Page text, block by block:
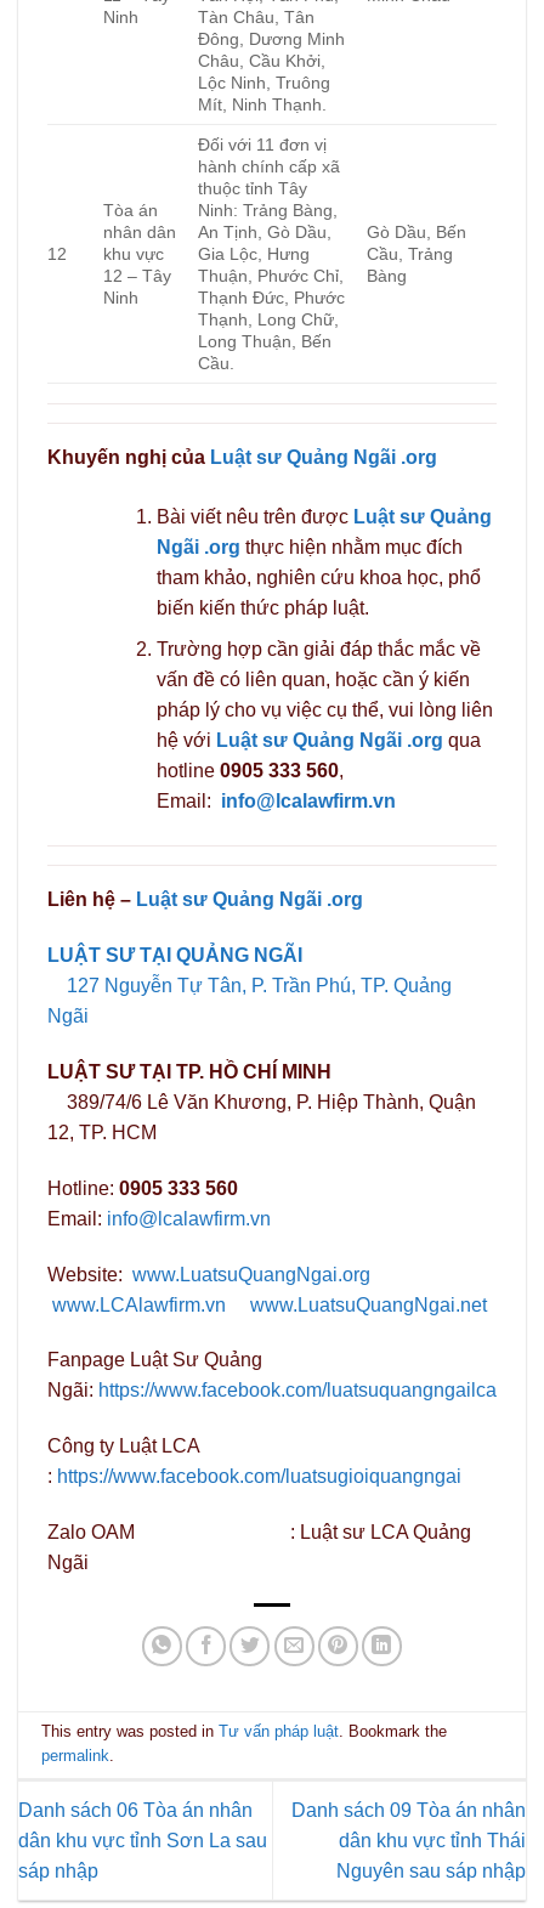
Ninh
Tàn Châu, Tân
Đông, Dương Minh
Châu, Cầu Khởi,
Lộc Ninh, Truông
Mít, Ninh Thạnh.
12
Tòa án
nhân dân
khu vực
12 – Tây
Ninh
Đối với 11 đơn vị
hành chính cấp xã
thuộc tỉnh Tây
Ninh: Trảng Bàng,
An Tịnh, Gò Dầu,
Gia Lộc, Hưng
Thuận, Phước Chỉ,
Thạnh Đức, Phước
Thạnh, Long Chữ,
Long Thuận, Bến
Cầu.
Gò Dầu, Bến
Cầu, Trảng
Bàng
Khuyến nghị của Luật sư Quảng Ngãi .org
Bài viết nêu trên được Luật sư Quảng
Ngãi .org thực hiện nhằm mục đích
tham khảo, nghiên cứu khoa học, phổ
biến kiến thức pháp luật.
Trường hợp cần giải đáp thắc mắc về
vấn đề có liên quan, hoặc cần ý kiến
pháp lý cho vụ việc cụ thể, vui lòng liên
hệ với Luật sư Quảng Ngãi .org qua
hotline 0905 333 560,
Email: info@lcalawfirm.vn
Liên hệ – Luật sư Quảng Ngãi .org
LUẬT SƯ TẠI QUẢNG NGÃI
127 Nguyễn Tự Tân, P. Trần Phú, TP. Quảng
Ngãi
LUẬT SƯ TẠI TP. HỒ CHÍ MINH
389/74/6 Lê Văn Khương, P. Hiệp Thành, Quận
12, TP. HCM
Hotline: 0905 333 560
Email: info@lcalawfirm.vn
Website: www.LuatsuQuangNgai.org
www.LCAlawfirm.vn
www.LuatsuQuangNgai.net
Fanpage Luật Sư Quảng
Ngãi: https://www.facebook.com/luatsuquangngailca
Công ty Luật LCA
: https://www.facebook.com/luatsugioiquangngai
Zalo OAM : Luật sư LCA Quảng
Ngãi
This entry was posted inTư vấn pháp luật. Bookmark the
permalink.
Danh sách 06 Tòa án nhân
dân khu vực tỉnh Sơn La sau
sáp nhập
Danh sách 09 Tòa án nhân
dân khu vực tỉnh Thái
Nguyên sau sáp nhập